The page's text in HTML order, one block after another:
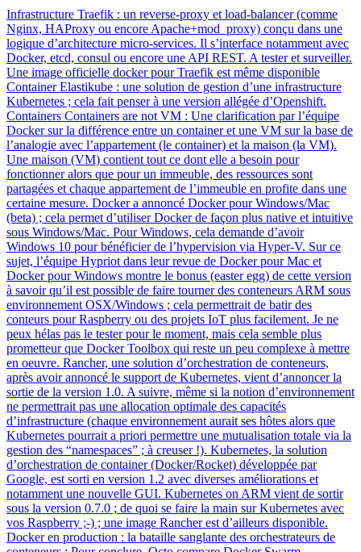
Infrastructure Traefik : un reverse-proxy et load-balancer (comme
Nginx, HAProxy ou encore Apache+mod_proxy) conçu dans une
logique d’architecture micro-services. Il s’interface notamment avec
Docker, etcd, consul ou encore une API REST. A tester et surveiller.
Une image officielle docker pour Traefik est même disponible
Container Elastikube : une solution de gestion d’une infrastructure
Kubernetes ; cela fait penser à une version allégée d’Openshift.
Containers Containers are not VM : Une clarification par l’équipe
Docker sur la différence entre un container et une VM sur la base de
l’analogie avec l’appartement (le container) et la maison (la VM).
Une maison (VM) contient tout ce dont elle a besoin pour
fonctionner alors que pour un immeuble, des ressources sont
partagées et chaque appartement de l’immeuble en profite dans une
certaine mesure. Docker a annoncé Docker pour Windows/Mac
(beta) ; cela permet d’utiliser Docker de façon plus native et intuitive
sous Windows/Mac. Pour Windows, cela demande d’avoir
Windows 10 pour bénéficier de l’hypervision via Hyper-V. Sur ce
sujet, l’équipe Hypriot dans leur revue de Docker pour Mac et
Docker pour Windows montre le bonus (easter egg) de cette version
à savoir qu’il est possible de faire tourner des conteneurs ARM sous
environnement OSX/Windows ; cela permettrait de batir des
conteurs pour Raspberry ou des projets IoT plus facilement. Je ne
peux hélas pas le tester pour le moment, mais cela semble plus
prometteur que Docker Toolbox qui reste un peu complexe à mettre
en oeuvre. Rancher, une solution d’orchestration de conteneurs,
après avoir annoncé le support de Kubernetes, vient d’annoncer la
sortie de la version 1.0. A suivre, même si la notion d’environnement
ne permettrait pas une allocation optimale des capacités
d’infrastructure (chaque environnement aurait ses hôtes alors que
Kubernetes pourrait a priori permettre une mutualisation totale via la
gestion des “namespaces” ; à creuser !). Kubernetes, la solution
d’orchestration de container (Docker/Rocket) développée par
Google, est sorti en version 1.2 avec diverses améliorations et
notamment une nouvelle GUI. Kubernetes on ARM vient de sortir
sous la version 0.7.0 ; de quoi se faire la main sur Kubernetes avec
vos Raspberry ;-) ; une image Rancher est d’ailleurs disponible.
Docker en production : la bataille sanglante des orchestrateurs de